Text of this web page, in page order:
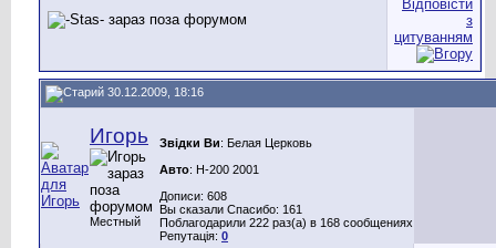
30.12.2009, 18:16
Игорь
Местный
Звідки Ви: Белая Церковь
Авто: H-200 2001
Дописи: 608
Вы сказали Спасибо: 161
Поблагодарили 222 раз(а) в 168 сообщениях
Репутація: 0